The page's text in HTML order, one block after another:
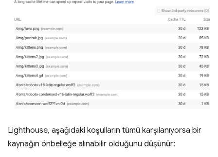
Lighthouse, aşağıdaki koşulların tümü karşılanıyorsa bir
kaynağın önbelleğe alınabilir olduğunu düşünür: